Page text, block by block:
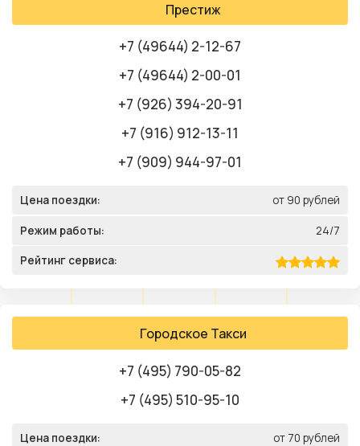
Престиж
+7 (49644) 2-12-67
+7 (49644) 2-00-01
+7 (926) 394-20-91
+7 (916) 912-13-11
+7 (909) 944-97-01
Цена поездки: от 90 рублей
Режим работы: 24/7
Рейтинг сервиса:
Городское Такси
+7 (495) 790-05-82
+7 (495) 510-95-10
Цена поездки: от 70 рублей